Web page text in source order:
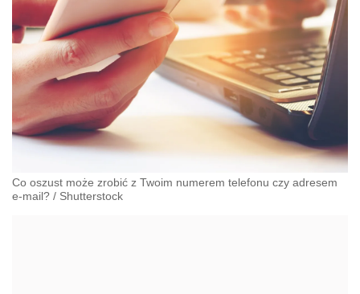
Co oszust może zrobić z Twoim numerem telefonu czy adresem
e-mail? / Shutterstock